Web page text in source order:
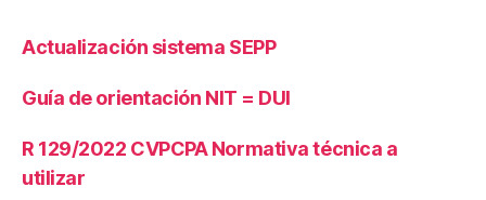
Actualización sistema SEPP
Guía de orientación NIT = DUI
R 129/2022 CVPCPA Normativa técnica a
utilizar